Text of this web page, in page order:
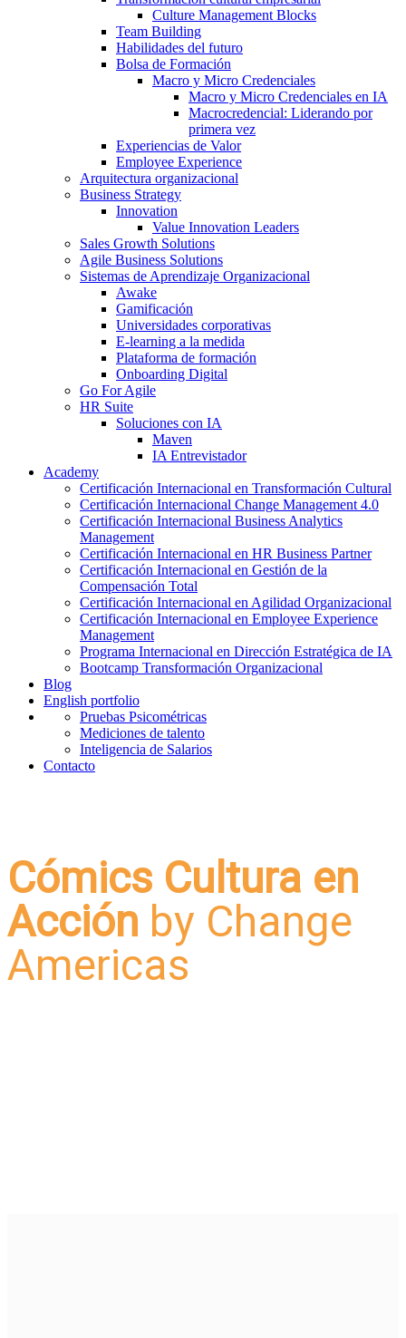
Culture Management Blocks
Team Building
Habilidades del futuro
Bolsa de Formación
Macro y Micro Credenciales
Macro y Micro Credenciales en IA
Macrocredencial: Liderando por
primera vez
Experiencias de Valor
Employee Experience
Arquitectura organizacional
Business Strategy
Innovation
Value Innovation Leaders
Sales Growth Solutions
Agile Business Solutions
Sistemas de Aprendizaje Organizacional
Awake
Gamificación
Universidades corporativas
E-learning a la medida
Plataforma de formación
Onboarding Digital
Go For Agile
HR Suite
Soluciones con IA
Maven
IA Entrevistador
Academy
Certificación Internacional en Transformación Cultural
Certificación Internacional Change Management 4.0
Certificación Internacional Business Analytics
Management
Certificación Internacional en HR Business Partner
Certificación Internacional en Gestión de la
Compensación Total
Certificación Internacional en Agilidad Organizacional
Certificación Internacional en Employee Experience
Management
Programa Internacional en Dirección Estratégica de IA
Bootcamp Transformación Organizacional
Blog
English portfolio
Pruebas Psicométricas
Mediciones de talento
Inteligencia de Salarios
Contacto
Cómics Cultura en
Acción by Change
Americas